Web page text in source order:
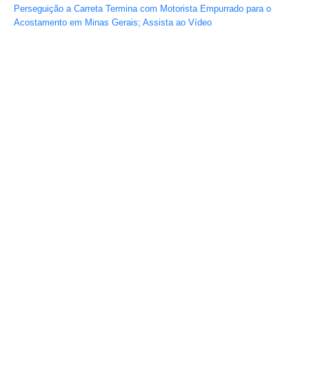
Perseguição a Carreta Termina com Motorista Empurrado para o
Acostamento em Minas Gerais; Assista ao Vídeo